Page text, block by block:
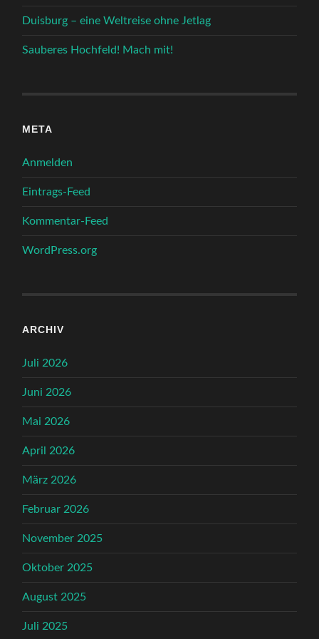
Duisburg – eine Weltreise ohne Jetlag
Sauberes Hochfeld! Mach mit!
META
Anmelden
Eintrags-Feed
Kommentar-Feed
WordPress.org
ARCHIV
Juli 2026
Juni 2026
Mai 2026
April 2026
März 2026
Februar 2026
November 2025
Oktober 2025
August 2025
Juli 2025